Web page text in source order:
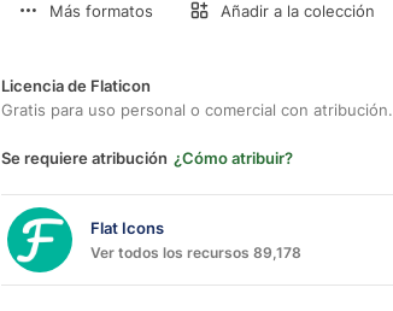
Más formatos Añadir a la colección
Licencia de Flaticon
Gratis para uso personal o comercial con atribución.
Se requiere atribución ¿Cómo atribuir?
Flat Icons
Ver todos los recursos 89,178